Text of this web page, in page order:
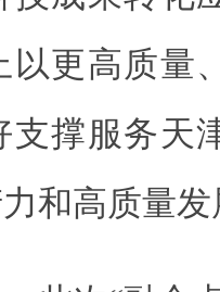
以更高质量
支撑服务天
和高质量发